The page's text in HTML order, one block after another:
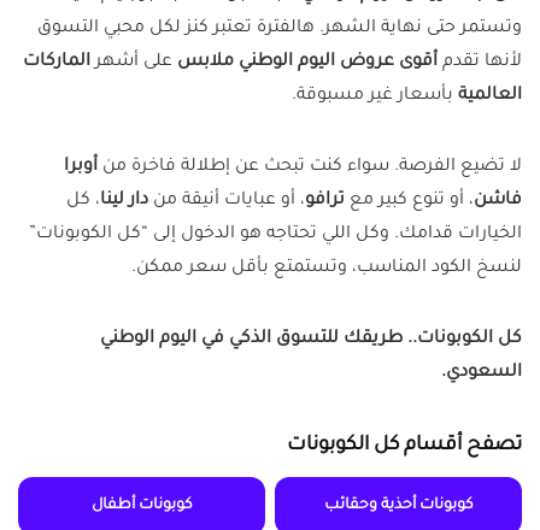
وتستمر حتى نهاية الشهر. هالفترة تعتبر كنز لكل محبي التسوق
لأنها تقدم أقوى عروض اليوم الوطني ملابس على أشهرالماركات
العالمية بأسعار غير مسبوقة.
لا تضيع الفرصة. سواء كنت تبحث عن إطلالة فاخرة من أوبرا
فاشن، أو تنوع كبير مع ترافو، أو عبايات أنيقة من دار لينا، كل
الخيارات قدامك. وكل اللي تحتاجه هو الدخول إلى “كل الكوبونات”
لنسخ الكود المناسب، وتستمتع بأقل سعر ممكن.
كل الكوبونات.. طريقك للتسوق الذكي في اليوم الوطني
السعودي.
تصفح أقسام كل الكوبونات
كوبونات أحذية وحقائب كوبونات أطفال